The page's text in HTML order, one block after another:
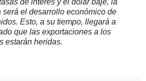
de interés y el dólar baje, la
será el desarrollo económico de
Esto, a su tiempo, llegará a
que las exportaciones a los
estarán heridas.